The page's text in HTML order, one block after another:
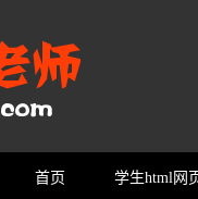
首页 学生html网